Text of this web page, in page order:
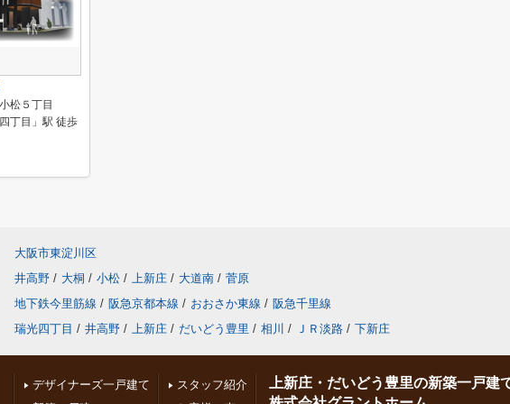
松５丁目
丁目」駅 徒歩
大阪市東淀川区
井高野 / 大桐 / 小松 / 上新庄 / 大道南 / 菅原
地下鉄今里筋線 / 阪急京都本線 / おおさか東線 / 阪急千里線
瑞光四丁目 / 井高野 / 上新庄 / だいどう豊里 / 相川 / ＪＲ淡路 / 下新庄
デザイナーズ一戸建て
スタッフ紹介
上新庄・だいどう豊里の新築一戸建